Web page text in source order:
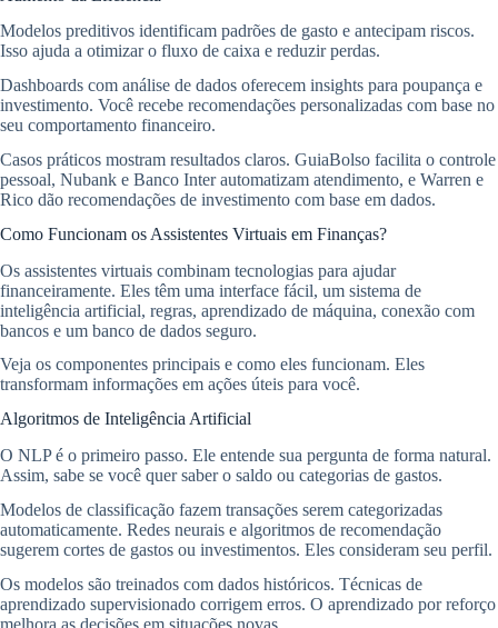
Modelos preditivos identificam padrões de gasto e antecipam riscos.
Isso ajuda a otimizar o fluxo de caixa e reduzir perdas.
Dashboards com análise de dados oferecem insights para poupança e
investimento. Você recebe recomendações personalizadas com base no
seu comportamento financeiro.
Casos práticos mostram resultados claros. GuiaBolso facilita o controle
pessoal, Nubank e Banco Inter automatizam atendimento, e Warren e
Rico dão recomendações de investimento com base em dados.
Como Funcionam os Assistentes Virtuais em Finanças?
Os assistentes virtuais combinam tecnologias para ajudar
financeiramente. Eles têm uma interface fácil, um sistema de
inteligência artificial, regras, aprendizado de máquina, conexão com
bancos e um banco de dados seguro.
Veja os componentes principais e como eles funcionam. Eles
transformam informações em ações úteis para você.
Algoritmos de Inteligência Artificial
O NLP é o primeiro passo. Ele entende sua pergunta de forma natural.
Assim, sabe se você quer saber o saldo ou categorias de gastos.
Modelos de classificação fazem transações serem categorizadas
automaticamente. Redes neurais e algoritmos de recomendação
sugerem cortes de gastos ou investimentos. Eles consideram seu perfil.
Os modelos são treinados com dados históricos. Técnicas de
aprendizado supervisionado corrigem erros. O aprendizado por reforço
melhora as decisões em situações novas.